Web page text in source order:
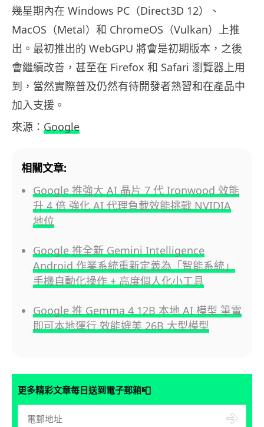
幾星期內在 Windows PC（Direct3D 12）、
MacOS（Metal）和 ChromeOS（Vulkan）上推
出。最初推出的 WebGPU 將會是初期版本，之後
會繼續改善，甚至在 Firefox 和 Safari 瀏覽器上用
到，當然實際普及仍然有待開發者熟習和在產品中
加入支援。
來源： Google
相關文章:
Google 推強大 AI 晶片 7 代 Ironwood 效能
升 4 倍 強化 AI 代理負載效能挑戰 NVIDIA
地位
Google 推全新 Gemini Intelligence
Android 作業系統重新定義為「智能系統」
手機自動化操作 + 高度個人化小工具
Google 推 Gemma 4 12B 本地 AI 模型 筆電
即可本地運行 效能媲美 26B 大型模型
更多精彩文章每日送到電子郵箱📮